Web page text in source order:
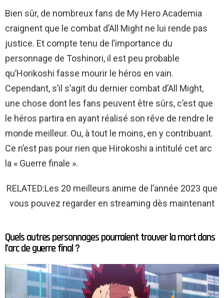
Bien sûr, de nombreux fans de My Hero Academia
craignent que le combat d’All Might ne lui rende pas
justice. Et compte tenu de l’importance du
personnage de Toshinori, il est peu probable
qu’Horikoshi fasse mourir le héros en vain.
Cependant, s’il s’agit du dernier combat d’All Might,
une chose dont les fans peuvent être sûrs, c’est que
le héros partira en ayant réalisé son rêve de rendre le
monde meilleur. Ou, à tout le moins, en y contribuant.
Ce n’est pas pour rien que Hirokoshi a intitulé cet arc
la « Guerre finale ».
RELATED:Les 20 meilleurs anime de l’année 2023 que
vous pouvez regarder en streaming dès maintenant
Quels autres personnages pourraient trouver la mort dans
l’arc de guerre final ?